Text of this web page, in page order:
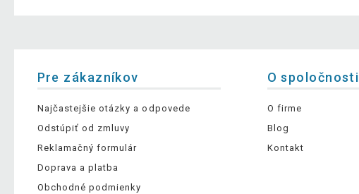
Pre zákazníkov
Najčastejšie otázky a odpovede
Odstúpiť od zmluvy
Reklamačný formulár
Doprava a platba
Obchodné podmienky
O spoločnosti
O firme
Blog
Kontakt